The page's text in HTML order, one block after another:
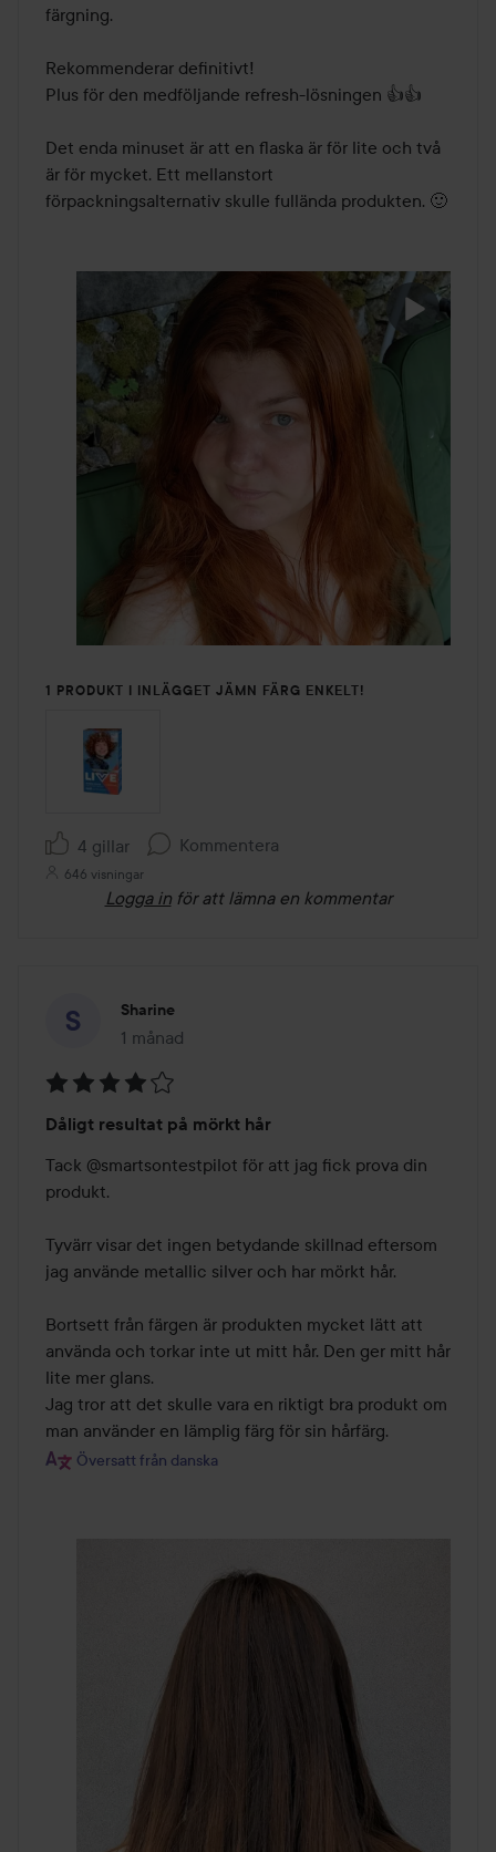
färgning.
Rekommenderar definitivt!
Plus för den medföljande refresh-lösningen 👍👍
Det enda minuset är att en flaska är för lite och två
är för mycket. Ett mellanstort
förpackningsalternativ skulle fullända produkten. 🙂
1 PRODUKT I INLÄGGET JÄMN FÄRG ENKELT!
4 gillar Kommentera
646 visningar
Logga in för att lämna en kommentar
Sharine
1 månad
Inlägget skapades 1 månad
4
av
5
Dåligt resultat på mörkt hår
Tack @smartsontestpilot för att jag fick prova din
produkt.
Tyvärr visar det ingen betydande skillnad eftersom
jag använde metallic silver och har mörkt hår.
Bortsett från färgen är produkten mycket lätt att
använda och torkar inte ut mitt hår. Den ger mitt hår
lite mer glans.
Jag tror att det skulle vara en riktigt bra produkt om
man använder en lämplig färg för sin hårfärg.
Översatt från danska